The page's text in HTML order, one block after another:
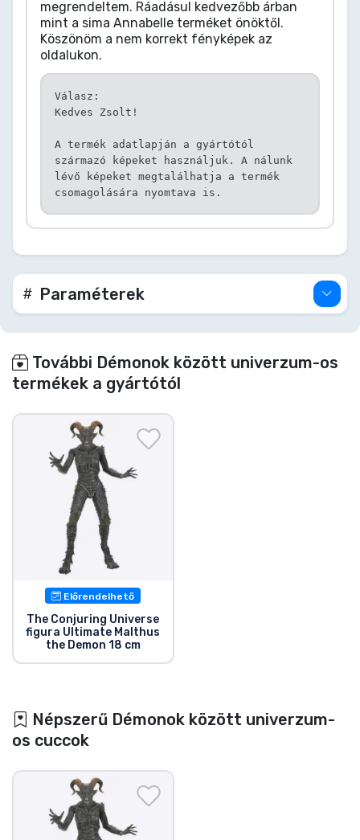
megrendeltem. Ráadásul kedvezőbb árban
mint a sima Annabelle terméket önöktől.
Köszönöm a nem korrekt fényképek az
oldalukon.
Válasz:
Kedves Zsolt!
A termék adatlapján a gyártótól
származó képeket használjuk. A nálunk
lévő képeket megtalálhatja a termék
csomagolására nyomtava is.
Paraméterek
További Démonok között univerzum-os
termékek a gyártótól
Előrendelhető
The Conjuring Universe
figura Ultimate Malthus
the Demon 18 cm
Népszerű Démonok között univerzum-
os cuccok